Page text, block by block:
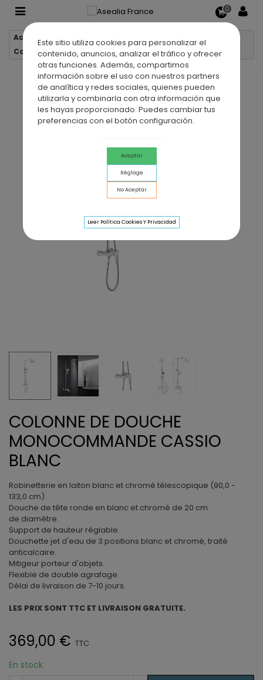
Este sitio utiliza cookies para personalizar el
contenido, anuncios, analizar el tráfico y ofrecer
otras funciones. Además, compartimos
información sobre el uso con nuestros partners
de analítica y redes sociales, quienes pueden
utilizarla y combinarla con otra información que
les hayas proporcionado. Puedes cambiar tus
preferencias con el botón configuración.
Aceptar
Réglage
No Aceptar
Leer Política Cookies Y Privacidad
0
Accueil
Colonne de douche monocommande CASSIO BLANC
COLONNE DE DOUCHE
MONOCOMMANDE CASSIO
BLANC
Robinetterie en laiton blanc et chromé télescopique (90,0 -
133,0 cm).
Douche de tête ronde en blanc et chromé de 20 cm.
de diamètre.
Support de hauteur réglable.
Douchette jet d'eau de 3 positions blanc et chromé, traité
anticalcaire.
Mitigeur porteur d'objets.
Flexible de double agrafage.
Délai de livraison de 7-10 jours.
LES PRIX SONT TTC ET LIVRAISON GRATUITE.
369,00 € TTC
En stock